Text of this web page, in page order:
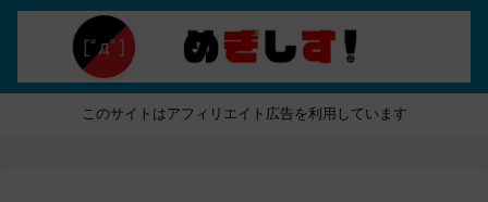
このサイトはアフィリエイト広告を利用しています